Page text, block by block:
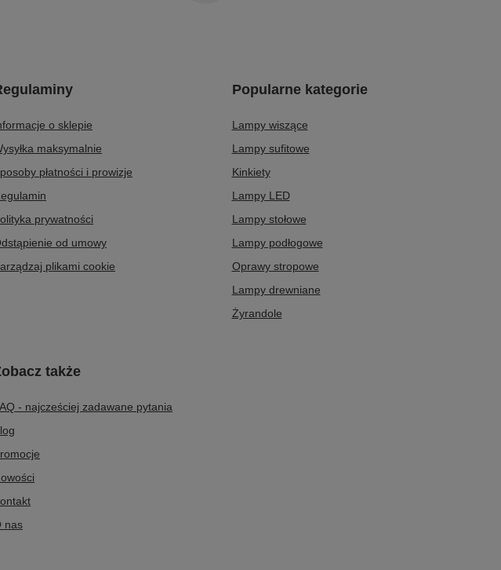
o sklepie
maksymalnie
płatności i prowizje
prywatności
od umowy
plikami cookie
Popularne kategorie
Lampy wiszące
Lampy sufitowe
Kinkiety
Lampy LED
Lampy stołowe
Lampy podłogowe
Oprawy stropowe
Lampy drewniane
Żyrandole
także
- najcześciej zadawane pytania
nas